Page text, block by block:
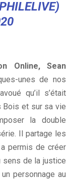
Online, Sean
unes de nos
qu’il s’était
Bois et sur sa vie
la double
Il partage les
permis de créer
sens de la justice
personnage au